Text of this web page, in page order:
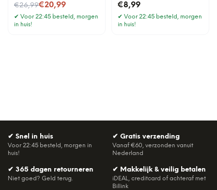
€26,99
Nu voor€20,99
✔ Voor 22:45 besteld, morgen
in huis!
€8,99
✔ Voor 22:45 besteld, morgen
in huis!
✔ Snel in huis
Voor 22:45 besteld, morgen in
huis!
✔ Gratis verzending
Vanaf €60, verzonden vanuit
Nederland
✔ 365 dagen retourneren
Niet goed? Geld terug.
✔ Makkelijk & veilig betalen
iDEAL, creditcard of achteraf met
Billink